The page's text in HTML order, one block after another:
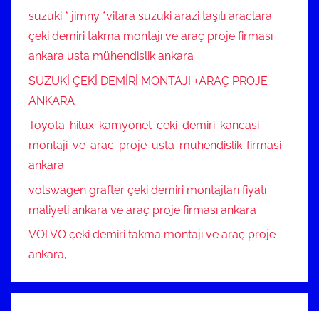
suzuki * jimny *vitara suzuki arazi taşıtı araclara
çeki demiri takma montajı ve araç proje firması
ankara usta mühendislik ankara
SUZUKİ ÇEKİ DEMİRİ MONTAJI +ARAÇ PROJE
ANKARA
Toyota-hilux-kamyonet-ceki-demiri-kancasi-
montaji-ve-arac-proje-usta-muhendislik-firmasi-
ankara
volswagen grafter çeki demiri montajları fiyatı
maliyeti ankara ve araç proje firması ankara
VOLVO çeki demiri takma montajı ve araç proje
ankara,